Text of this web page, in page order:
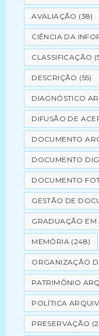
AVALIAÇÃO (38)
CIÊNCIA DA
CLASSIFICAÇÃO
DESCRIÇÃO (55)
DIAGNÓSTICO
DIFUSÃO DE
DOCUMENTO
DOCUMENTO
DOCUMENTO
GESTÃO DE
GRADUAÇÃO
MEMÓRIA (248)
ORGANIZAÇÃO
PATRIMÔNIO
POLÍTICA
PRESERVAÇÃO